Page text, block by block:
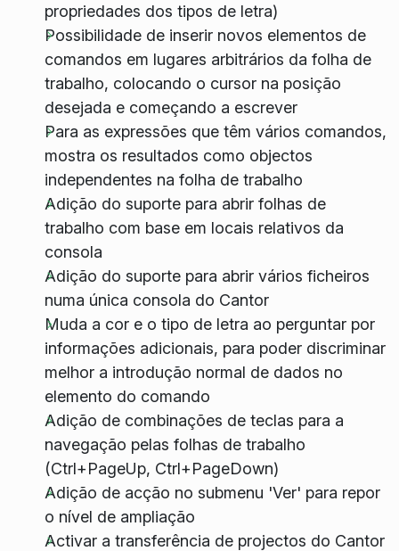
propriedades dos tipos de letra)
Possibilidade de inserir novos elementos de
comandos em lugares arbitrários da folha de
trabalho, colocando o cursor na posição
desejada e começando a escrever
Para as expressões que têm vários comandos,
mostra os resultados como objectos
independentes na folha de trabalho
Adição do suporte para abrir folhas de
trabalho com base em locais relativos da
consola
Adição do suporte para abrir vários ficheiros
numa única consola do Cantor
Muda a cor e o tipo de letra ao perguntar por
informações adicionais, para poder discriminar
melhor a introdução normal de dados no
elemento do comando
Adição de combinações de teclas para a
navegação pelas folhas de trabalho
(Ctrl+PageUp, Ctrl+PageDown)
Adição de acção no submenu 'Ver' para repor
o nível de ampliação
Activar a transferência de projectos do Cantor